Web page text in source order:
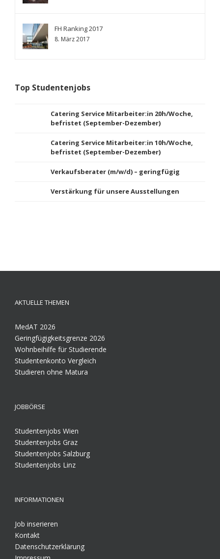
FH Ranking 2017
8. März 2017
Top Studentenjobs
Catering Service Mitarbeiter:in 20h/Woche,
befristet (September-Dezember)
Catering Service Mitarbeiter:in 10h/Woche,
befristet (September-Dezember)
Verkaufsberater (m/w/d) – geringfügig
Verstärkung für unsere Ausstellungen
AKTUELLE THEMEN
MedAT 2026
Geringfügigkeitsgrenze 2026
Wohnbeihilfe für Studierende
Studentenkonto Vergleich
Studieren ohne Matura
JOBBÖRSE
Studentenjobs Wien
Studentenjobs Graz
Studentenjobs Salzburg
Studentenjobs Linz
INFORMATIONEN
Job inserieren
Kontakt
Datenschutzerklärung